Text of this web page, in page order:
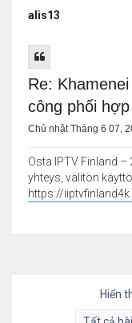
alis13
Re:
công phối
Chủ nhật Tháng 6 07,
Osta IPTV Finland –
yhteys, välitön
https://
Hiển